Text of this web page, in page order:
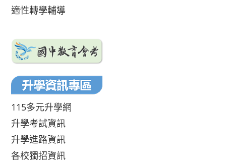
適性轉學輔導
115多元升學網
升學考試資訊
升學進路資訊
各校獨招資訊